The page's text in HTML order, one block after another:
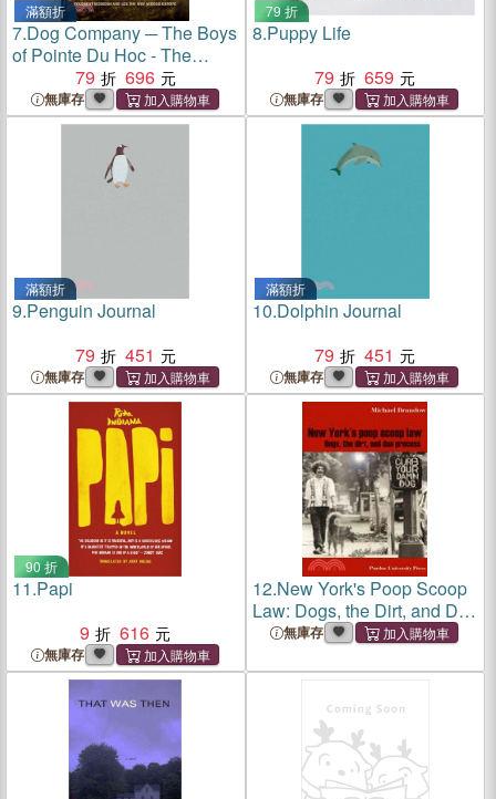
滿額折
7.Dog Company ─ The Boys
of Pointe Du Hoc - The
Rangers Who Accomplished
D-Day's Toughest Mission
and Led the Way Across
79 696
無庫存
79 折
8.Puppy Life
79
659
無庫存
滿額折
9.Penguin Journal
79
451
無庫存
滿額折
10.Dolphin Journal
79
451
無庫存
90 折
11.Papi
9
616
無庫存
12.New York's Poop Scoop
Law: Dogs, the Dirt, and Due
Process
無庫存